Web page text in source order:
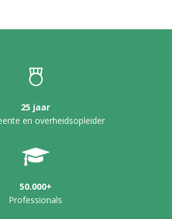
25 jaar
en overheidsopleider
50.000+
Professionals